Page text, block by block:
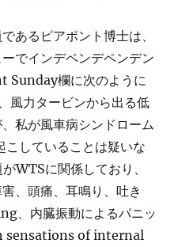
あるピアポント博士は、
でインデペンデペンデン
Sunday欄に次のように
風力タービンから出る低
私が風車病シンドローム
していることは疑いな
WTSに関係しており、
、頭痛、耳鳴り、吐き
、内臓振動によるパニッ
sensations of internal